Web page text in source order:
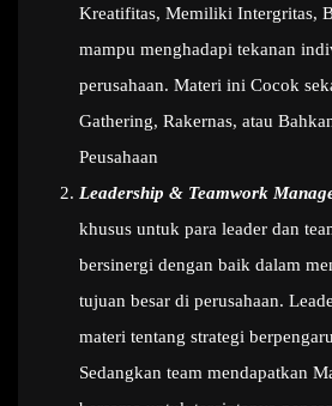
Kreatifitas, Memiliki Intergritas,
mampu menghadapi tekanan
perusahaan. Materi ini Cocok
Gathering, Rakernas, atau
Peusahaan
Leadership & Teamwork
khusus untuk para leader dan
bersinergi dengan baik dalam
tujuan besar di perusahaan.
materi tentang strategi
Sedangkan team mendapatkan